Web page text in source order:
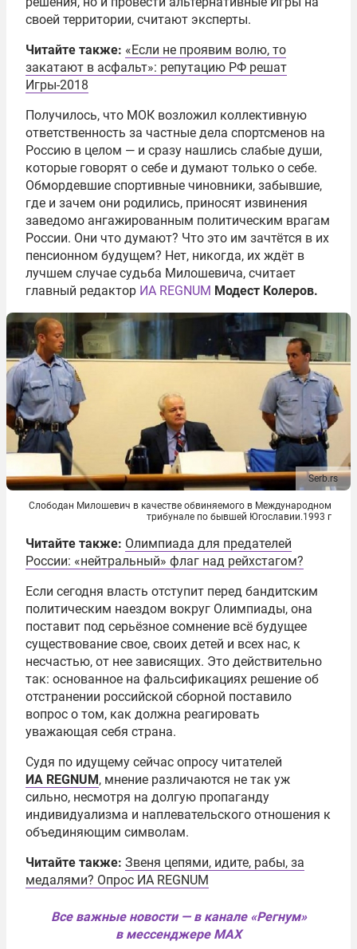
своей территории, считают эксперты.
Читайте также: «Если не проявим волю, то
закатают в асфальт»: репутацию РФ решат
Игры-2018
Получилось, что МОК возложил коллективную
ответственность за частные дела спортсменов на
Россию в целом — и сразу нашлись слабые души,
которые говорят о себе и думают только о себе.
Обмордевшие спортивные чиновники, забывшие,
где и зачем они родились, приносят извинения
заведомо ангажированным политическим врагам
России. Они что думают? Что это им зачтётся в их
пенсионном будущем? Нет, никогда, их ждёт в
лучшем случае судьба Милошевича, считает
главный редактор ИА REGNUM Модест Колеров.
Serb.rs
Слободан Милошевич в качестве обвиняемого в Международном
трибунале по бывшей Югославии.1993 г
Читайте также: Олимпиада для предателей
России: «нейтральный» флаг над рейхстагом?
Если сегодня власть отступит перед бандитским
политическим наездом вокруг Олимпиады, она
поставит под серьёзное сомнение всё будущее
существование свое, своих детей и всех нас, к
несчастью, от нее зависящих. Это действительно
так: основанное на фальсификациях решение об
отстранении российской сборной поставило
вопрос о том, как должна реагировать
уважающая себя страна.
Судя по идущему сейчас опросу читателей
ИА REGNUM, мнение различаются не так уж
сильно, несмотря на долгую пропаганду
индивидуализма и наплевательского отношения к
объединяющим символам.
Читайте также: Звеня цепями, идите, рабы, за
медалями? Опрос ИА REGNUM
Все важные новости — в канале «Регнум»
в мессенджере MAX